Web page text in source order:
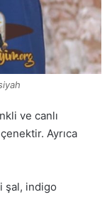
ve canlı
Ayrıca
şal, indigo